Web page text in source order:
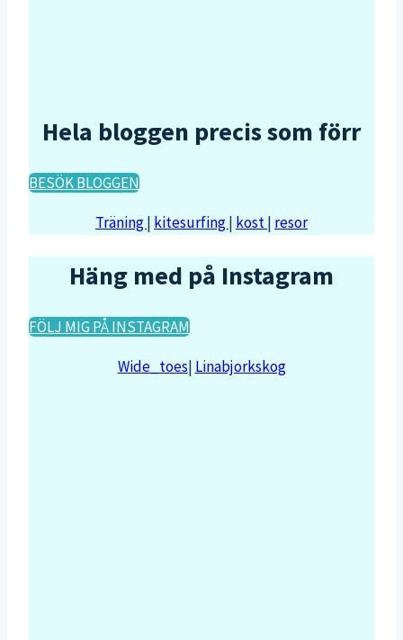
Hela bloggen precis som förr
BESÖK BLOGGEN
Träning| kitesurfing| kost| resor
Häng med på Instagram
FÖLJ MIG PÅ INSTAGRAM
Wide_toes| Linabjorkskog